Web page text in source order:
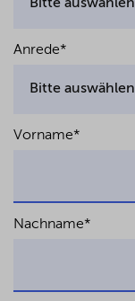
Anrede*
Vorname*
Nachname*